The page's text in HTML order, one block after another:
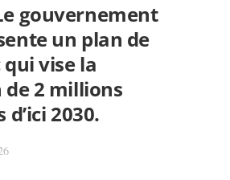
gouvernement
un plan de
vise la
2 millions
2030.